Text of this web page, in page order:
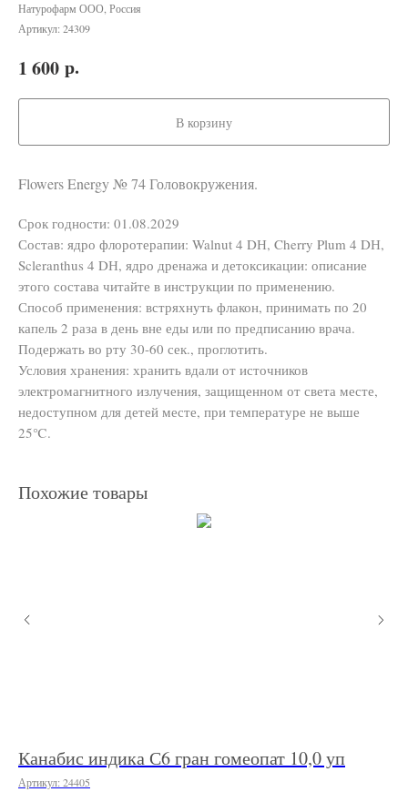
Натурофарм ООО, Россия
Артикул: 24309
1 600 р.
В корзину
Flowers Energy № 74 Головокружения.
Срок годности: 01.08.2029
Состав: ядро флоротерапии: Walnut 4 DН, Cherry Plum 4 DН,
Scleranthus 4 DН, ядро дренажа и детоксикации: описание
этого состава читайте в инструкции по применению.
Способ применения: встряхнуть флакон, принимать по 20
капель 2 раза в день вне еды или по предписанию врача.
Подержать во рту 30-60 сек., проглотить.
Условия хранения: хранить вдали от источников
электромагнитного излучения, защищенном от света месте,
недоступном для детей месте, при температуре не выше
25℃.
Похожие товары
Канабис индика С6 гран гомеопат 10,0 уп
Артикул: 24405